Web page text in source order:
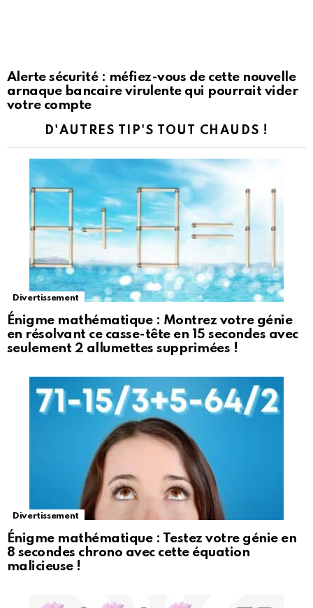
Alerte sécurité : méfiez-vous de cette nouvelle
arnaque bancaire virulente qui pourrait vider
votre compte
D'AUTRES TIP'S TOUT CHAUDS !
Divertissement
Énigme mathématique : Montrez votre génie
en résolvant ce casse-tête en 15 secondes avec
seulement 2 allumettes supprimées !
Divertissement
Énigme mathématique : Testez votre génie en
8 secondes chrono avec cette équation
malicieuse !